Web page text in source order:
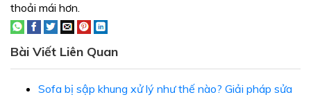
thoải mái hơn.
Bài Viết Liên Quan
Sofa bị sập khung xử lý như thế nào? Giải pháp sửa